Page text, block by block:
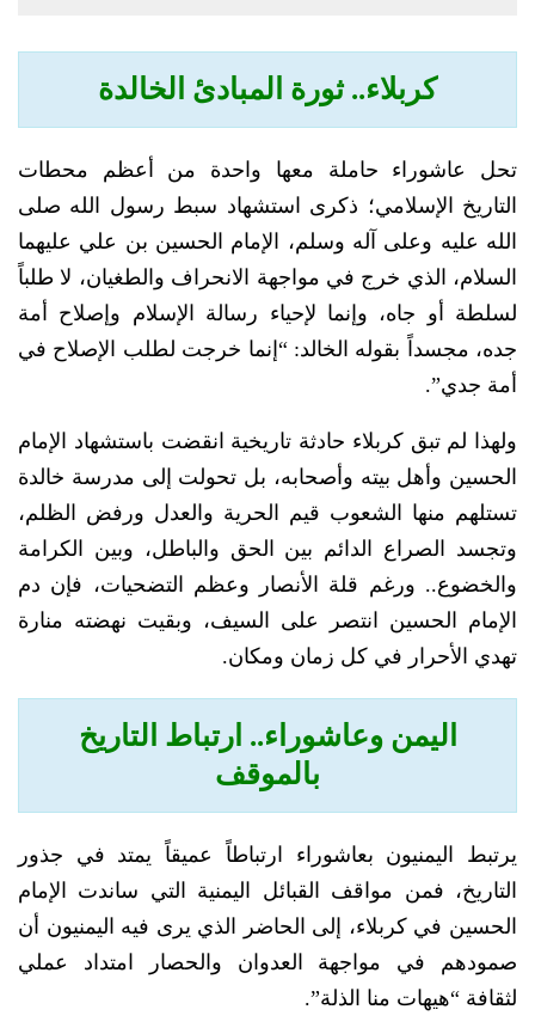
كربلاء.. ثورة المبادئ الخالدة
تحل عاشوراء حاملة معها واحدة من أعظم محطات
التاريخ الإسلامي؛ ذكرى استشهاد سبط رسول الله صلى
الله عليه وعلى آله وسلم، الإمام الحسين بن علي عليهما
السلام، الذي خرج في مواجهة الانحراف والطغيان، لا طلباً
لسلطة أو جاه، وإنما لإحياء رسالة الإسلام وإصلاح أمة
جده، مجسداً بقوله الخالد: “إنما خرجت لطلب الإصلاح في
أمة جدي”.
ولهذا لم تبق كربلاء حادثة تاريخية انقضت باستشهاد الإمام
الحسين وأهل بيته وأصحابه، بل تحولت إلى مدرسة خالدة
تستلهم منها الشعوب قيم الحرية والعدل ورفض الظلم،
وتجسد الصراع الدائم بين الحق والباطل، وبين الكرامة
والخضوع.. ورغم قلة الأنصار وعظم التضحيات، فإن دم
الإمام الحسين انتصر على السيف، وبقيت نهضته منارة
تهدي الأحرار في كل زمان ومكان.
اليمن وعاشوراء.. ارتباط التاريخ
بالموقف
يرتبط اليمنيون بعاشوراء ارتباطاً عميقاً يمتد في جذور
التاريخ، فمن مواقف القبائل اليمنية التي ساندت الإمام
الحسين في كربلاء، إلى الحاضر الذي يرى فيه اليمنيون أن
صمودهم في مواجهة العدوان والحصار امتداد عملي
لثقافة “هيهات منا الذلة”.